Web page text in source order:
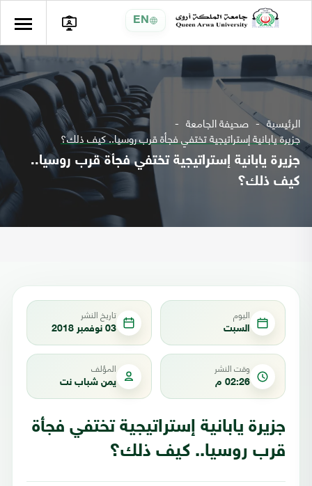
EN
الرئيسية صحيفة الجامعة
جزيرة يابانية إستراتيجية تختفي فجأة قرب روسيا.. كيف ذلك؟
جزيرة يابانية إستراتيجية تختفي فجأة قرب روسيا..
كيف ذلك؟
اليوم
السبت
تاريخ النشر
03 نوفمبر 2018
وقت النشر
02:26 م
المؤلف
يمن شباب نت
جزيرة يابانية إستراتيجية تختفي فجأة
قرب روسيا.. كيف ذلك؟